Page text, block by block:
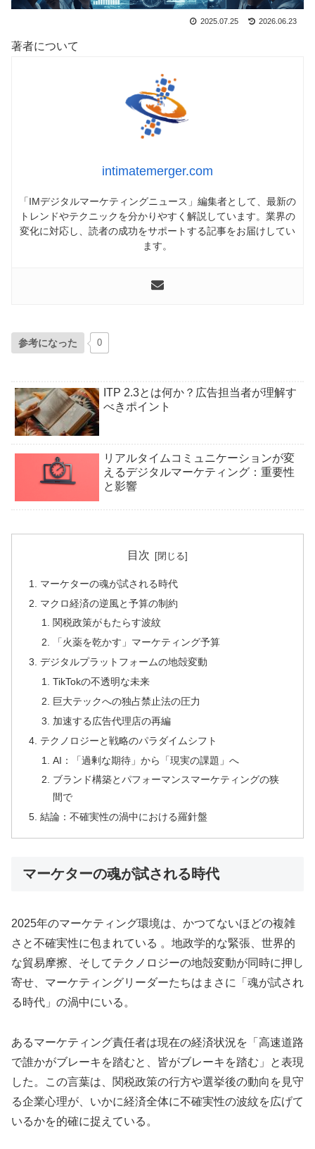
2025.07.25 2026.06.23
著者について
intimatemerger.com
「IMデジタルマーケティングニュース」編集者として、最新の
トレンドやテクニックを分かりやすく解説しています。業界の
変化に対応し、読者の成功をサポートする記事をお届けしてい
ます。
参考になった 0
ITP 2.3とは何か？広告担当者が理解す
べきポイント
リアルタイムコミュニケーションが変
えるデジタルマーケティング：重要性
と影響
目次
マーケターの魂が試される時代
マクロ経済の逆風と予算の制約
関税政策がもたらす波紋
「火薬を乾かす」マーケティング予算
デジタルプラットフォームの地殻変動
TikTokの不透明な未来
巨大テックへの独占禁止法の圧力
加速する広告代理店の再編
テクノロジーと戦略のパラダイムシフト
AI：「過剰な期待」から「現実の課題」へ
ブランド構築とパフォーマンスマーケティングの狭
間で
結論：不確実性の渦中における羅針盤
マーケターの魂が試される時代
2025年のマーケティング環境は、かつてないほどの複雑
さと不確実性に包まれている 。地政学的な緊張、世界的
な貿易摩擦、そしてテクノロジーの地殻変動が同時に押し
寄せ、マーケティングリーダーたちはまさに「魂が試され
る時代」の渦中にいる。
あるマーケティング責任者は現在の経済状況を「高速道路
で誰かがブレーキを踏むと、皆がブレーキを踏む」と表現
した。この言葉は、関税政策の行方や選挙後の動向を見守
る企業心理が、いかに経済全体に不確実性の波紋を広げて
いるかを的確に捉えている。